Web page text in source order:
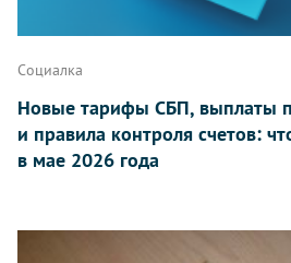
Социалка
Новые тарифы СБП, выплаты
и правила контроля счетов:
в мае 2026 года